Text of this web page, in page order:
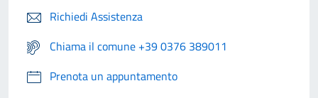
Richiedi Assistenza
Chiama il comune +39 0376 389011
Prenota un appuntamento